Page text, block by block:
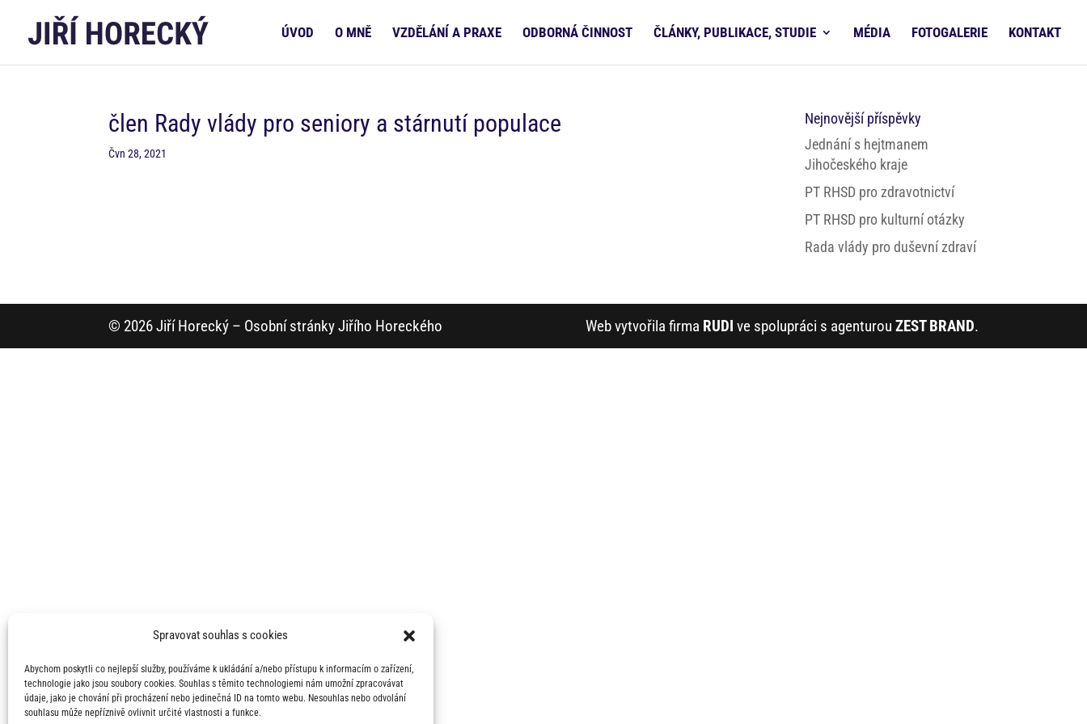
Spravovat souhlas s cookies
Abychom poskytli co nejlepší služby, používáme k ukládání a/nebo přístupu k informacím o zařízení,
technologie jako jsou soubory cookies. Souhlas s těmito technologiemi nám umožní zpracovávat
údaje, jako je chování při procházení nebo jedinečná ID na tomto webu. Nesouhlas nebo odvolání
souhlasu může nepříznivě ovlivnit určité vlastnosti a funkce.
ÚVOD O MNĚ VZDĚLÁNÍ A PRAXE ODBORNÁ ČINNOST ČLÁNKY, PUBLIKACE, STUDIE MÉDIA FOTOGALERIE KONTAKT
člen Rady vlády pro seniory a stárnutí populace
Čvn 28, 2021
Nejnovější příspěvky
Jednání s hejtmanem
Jihočeského kraje
PT RHSD pro zdravotnictví
PT RHSD pro kulturní otázky
Rada vlády pro duševní zdraví
© 2026 Jiří Horecký – Osobní stránky Jiřího Horeckého Web vytvořila firma RUDI ve spolupráci s agenturou ZEST BRAND.